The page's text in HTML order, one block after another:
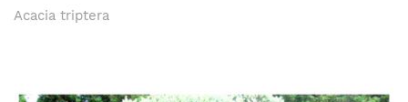
Acacia triptera